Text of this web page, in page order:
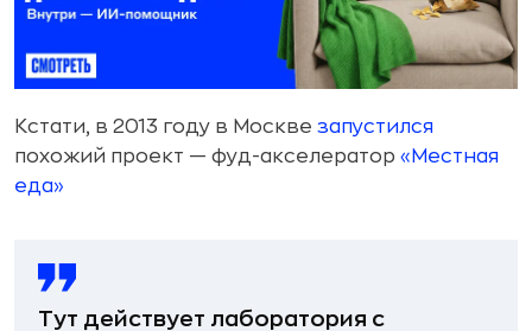
Кстати, в 2013 году в Москве запустился
похожий проект — фуд-акселератор «Местная
еда»
Тут действует лаборатория с